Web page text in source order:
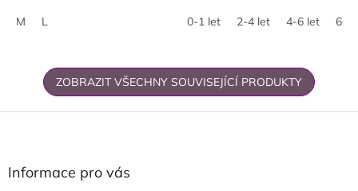
každodenního stylingu.
M L 0-1 let 2-4 let 4-6 let 6+
ZOBRAZIT VŠECHNY SOUVISEJÍCÍ PRODUKTY
Z
Informace pro vás